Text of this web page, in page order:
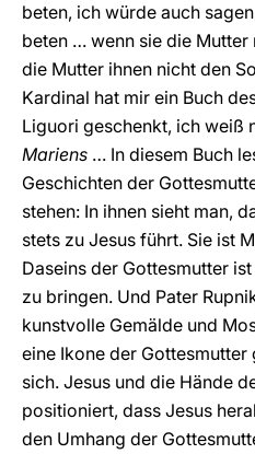
beten, ich würde auch
beten … wenn sie die
die Mutter ihnen nicht den
Kardinal hat mir ein Buch
Liguori geschenkt, ich weiß
Mariens … In diesem Buch
Geschichten der
stehen: In ihnen sieht man,
stets zu Jesus führt. Sie ist
Daseins der Gottesmutter
zu bringen. Und Pater
kunstvolle Gemälde und
eine Ikone der
sich. Jesus und die Hände
positioniert, dass Jesus
den Umhang der